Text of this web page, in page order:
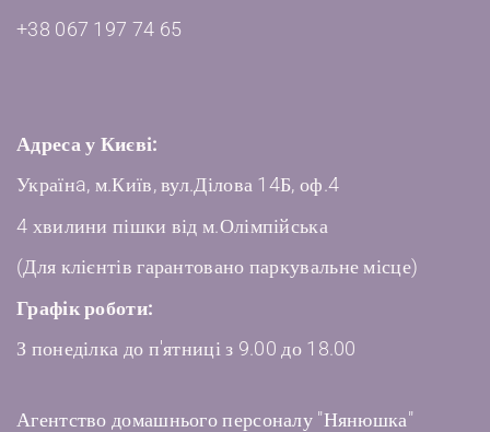
+38 067 197 74 65
Адреса у Києві:
Українa, м.Київ, вул.Ділова 14Б, оф.4
4 хвилини пішки від м.Олімпійська
(Для клієнтів гарантовано паркувальне місце)
Графік роботи:
З понеділка до п'ятниці з 9.00 до 18.00
Агентство домашнього персоналу "Нянюшка"